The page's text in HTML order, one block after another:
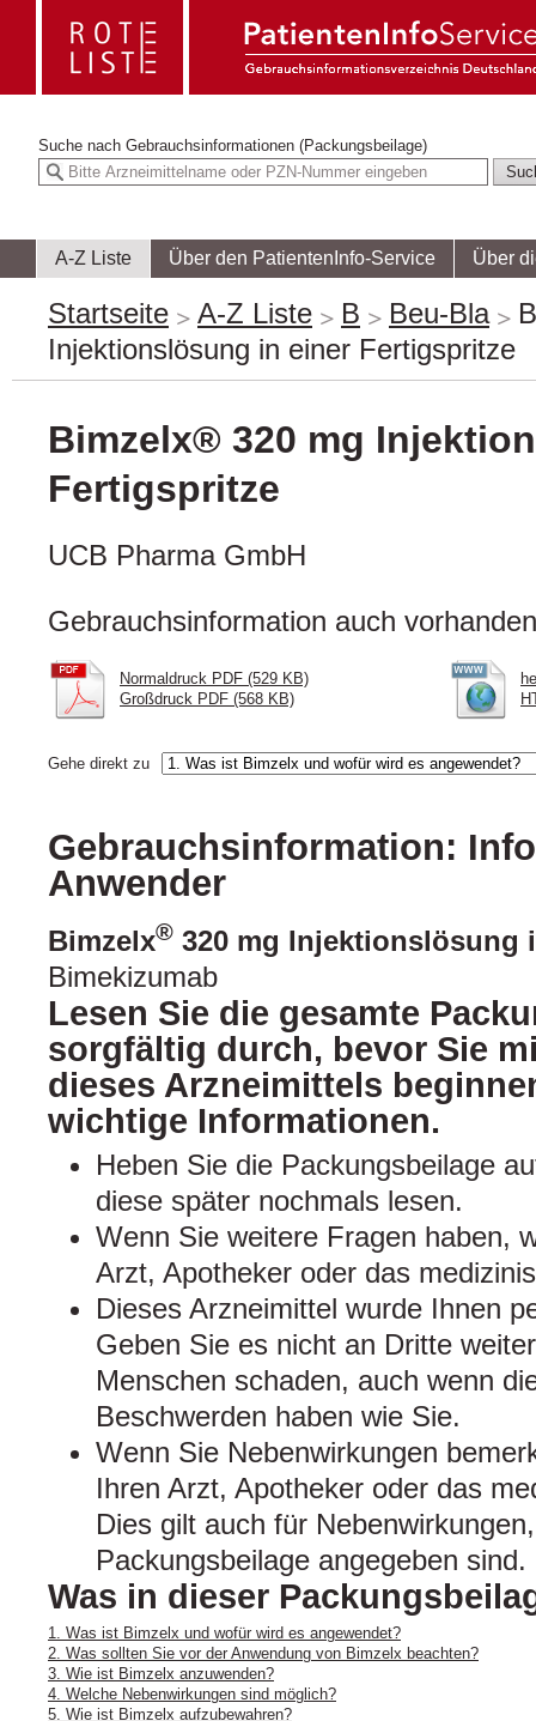
Suche nach Gebrauchsinformationen (Packungsbeilage)
A-Z Liste Über den PatientenInfo-Service Über
Startseite A-Z Liste B Beu-Bla
Injektionslösung in einer Fertigspritze
Bimzelx® 320 mg
Fertigspritze
UCB Pharma GmbH
Gebrauchsinformation auch
Normaldruck PDF (529 KB)
Großdruck PDF (568 KB)
Gehe direkt zu
Gebrauchsinformation:
Anwender
Bimzelx® 320 mg Injektionslösung
Bimekizumab
Lesen Sie die gesamte
sorgfältig durch, bevor Sie
dieses Arzneimittels
wichtige Informationen.
Heben Sie die Packungsbeilage
diese später nochmals lesen.
Wenn Sie weitere Fragen haben,
Arzt, Apotheker oder das
Dieses Arzneimittel wurde Ihnen
Geben Sie es nicht an Dritte
Menschen schaden, auch wenn
Beschwerden haben wie Sie.
Wenn Sie Nebenwirkungen
Ihren Arzt, Apotheker oder das
Dies gilt auch für
Packungsbeilage angegeben
Was in dieser
1. Was ist Bimzelx und wofür wird es angewendet?
2. Was sollten Sie vor der Anwendung von Bimzelx beachten?
3. Wie ist Bimzelx anzuwenden?
4. Welche Nebenwirkungen sind möglich?
5. Wie ist Bimzelx aufzubewahren?